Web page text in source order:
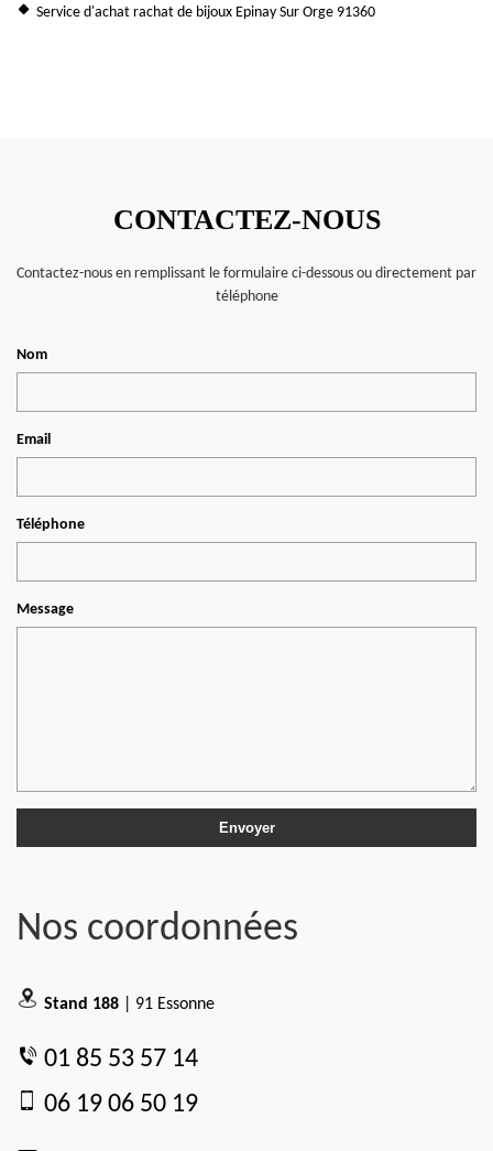
Service d'achat rachat de bijoux Epinay Sur Orge 91360
CONTACTEZ-NOUS
Contactez-nous en remplissant le formulaire ci-dessous ou directement par
téléphone
Nom
Email
Téléphone
Message
Nos coordonnées
Stand 188 | 91 Essonne
01 85 53 57 14
06 19 06 50 19